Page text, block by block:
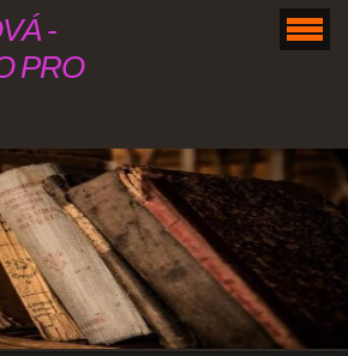
-
PRO